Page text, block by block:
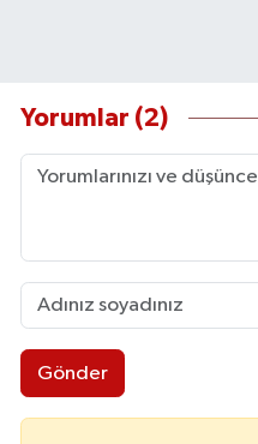
Yorumlar (2)
Gönder